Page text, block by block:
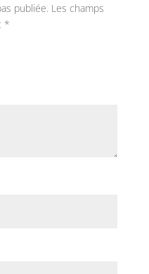
publiée. Les champs
*